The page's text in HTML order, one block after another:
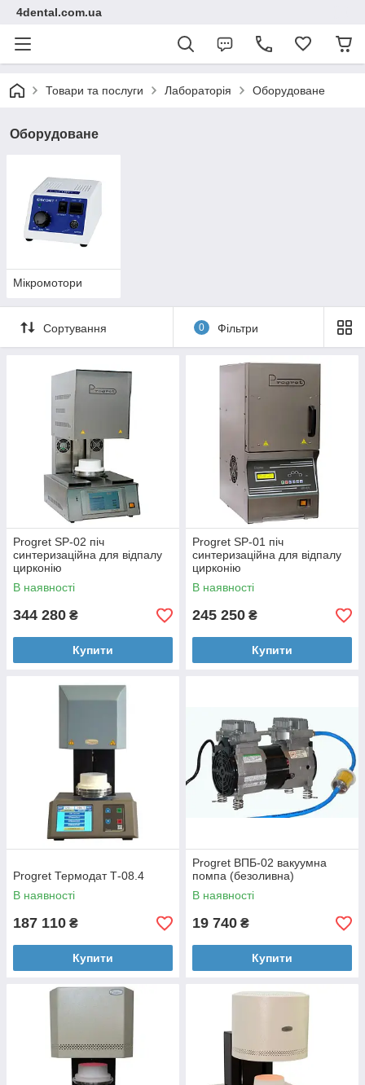
4dental.com.ua
Товари та послуги Лабораторія Оборудоване
Оборудоване
Мікромотори
Сортування 0 Фільтри
Progret SP-02 піч
синтеризаційна для відпалу
цирконію
В наявності
344 280 ₴
Купити
Progret SP-01 піч
синтеризаційна для відпалу
цирконію
В наявності
245 250 ₴
Купити
Progret Термодат Т-08.4
В наявності
187 110 ₴
Купити
Progret ВПБ-02 вакуумна
помпа (безоливна)
В наявності
19 740 ₴
Купити